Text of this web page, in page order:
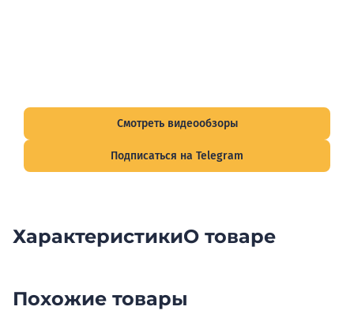
Смотреть видеообзоры
Подписаться на Telegram
ХарактеристикиО товаре
Похожие товары